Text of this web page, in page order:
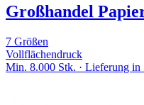
Großhandel
7 Größen
Vollflächendruck
Min. 8.000 Stk. · Lieferung in